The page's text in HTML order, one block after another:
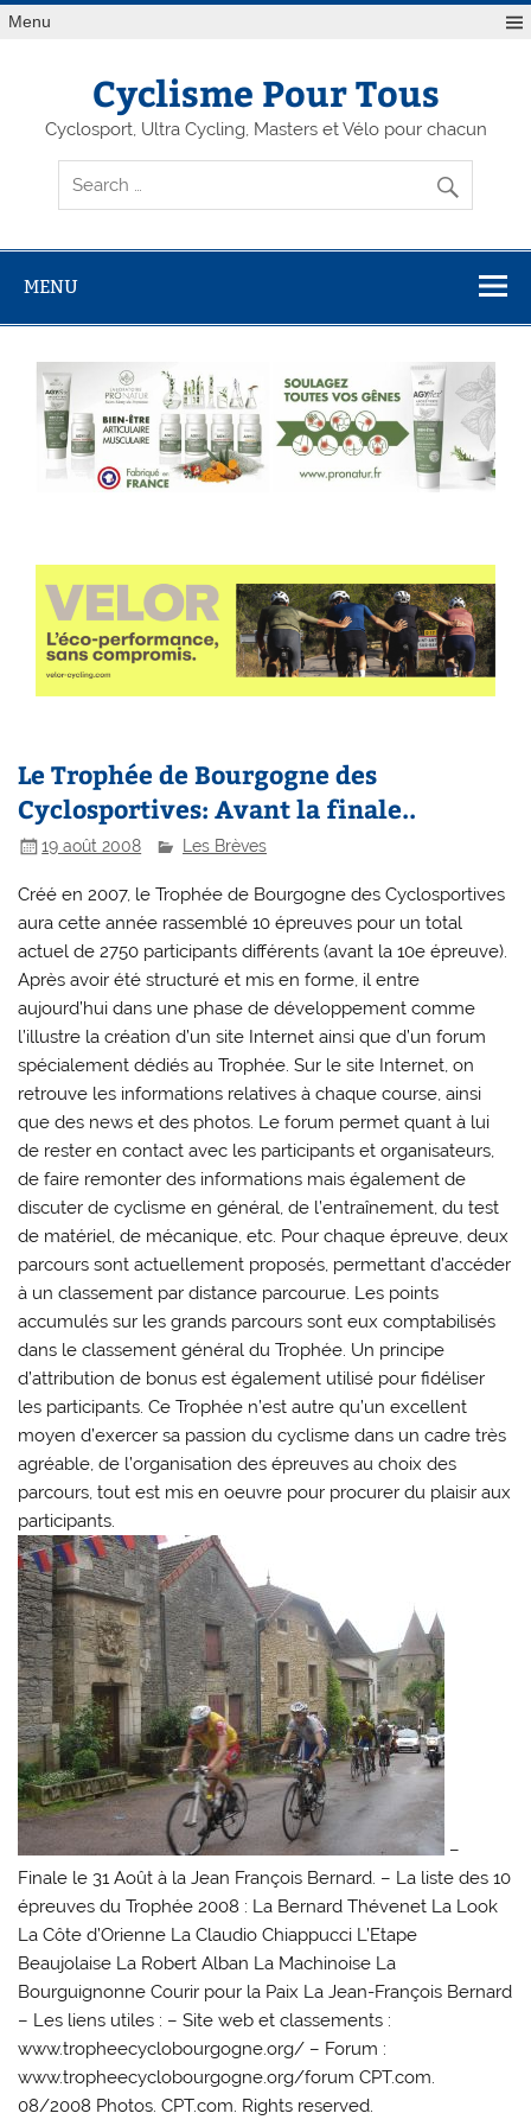
Menu
Cyclisme Pour Tous
Cyclosport, Ultra Cycling, Masters et Vélo pour chacun
MENU
Le Trophée de Bourgogne des
Cyclosportives: Avant la finale..
19 août 2008 Les Brèves
Créé en 2007, le Trophée de Bourgogne des Cyclosportives
aura cette année rassemblé 10 épreuves pour un total
actuel de 2750 participants différents (avant la 10e épreuve).
Après avoir été structuré et mis en forme, il entre
aujourd’hui dans une phase de développement comme
l’illustre la création d’un site Internet ainsi que d’un forum
spécialement dédiés au Trophée. Sur le site Internet, on
retrouve les informations relatives à chaque course, ainsi
que des news et des photos. Le forum permet quant à lui
de rester en contact avec les participants et organisateurs,
de faire remonter des informations mais également de
discuter de cyclisme en général, de l’entraînement, du test
de matériel, de mécanique, etc. Pour chaque épreuve, deux
parcours sont actuellement proposés, permettant d’accéder
à un classement par distance parcourue. Les points
accumulés sur les grands parcours sont eux comptabilisés
dans le classement général du Trophée. Un principe
d’attribution de bonus est également utilisé pour fidéliser
les participants. Ce Trophée n’est autre qu’un excellent
moyen d’exercer sa passion du cyclisme dans un cadre très
agréable, de l’organisation des épreuves au choix des
parcours, tout est mis en oeuvre pour procurer du plaisir aux
participants.
–
Finale le 31 Août à la Jean François Bernard. – La liste des 10
épreuves du Trophée 2008 : La Bernard Thévenet La Look
La Côte d’Orienne La Claudio Chiappucci L’Etape
Beaujolaise La Robert Alban La Machinoise La
Bourguignonne Courir pour la Paix La Jean-François Bernard
– Les liens utiles : – Site web et classements :
www.tropheecyclobourgogne.org/ – Forum :
www.tropheecyclobourgogne.org/forum CPT.com.
08/2008 Photos. CPT.com. Rights reserved.